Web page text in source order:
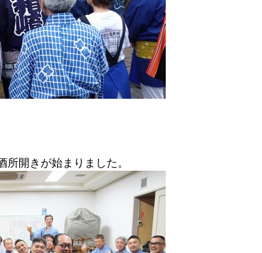
所開きが始まりました。